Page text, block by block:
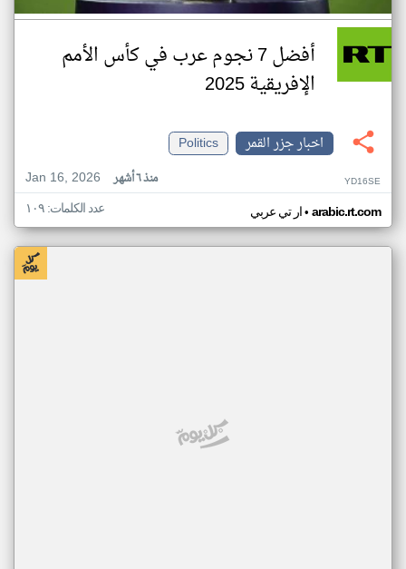
أفضل 7 نجوم عرب في كأس الأمم
الإفريقية 2025
اخبار جزر القمر
Politics
Jan 16, 2026
منذ ٦ أشهر YD16SE
ار تي عربي• arabic.rt.com عدد الكلمات: ١٠٩